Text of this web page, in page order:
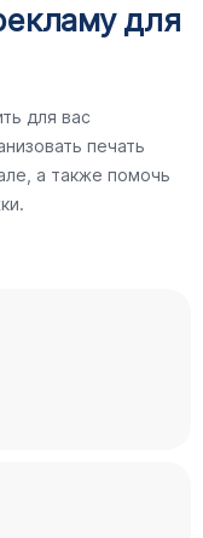
для
для вас
печать
а также помочь